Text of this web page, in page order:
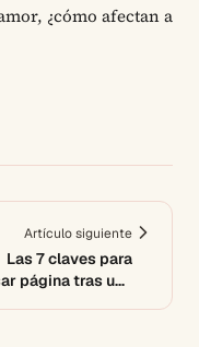
¿cómo afectan a
Artículo siguiente
Las 7 claves para
página tras una